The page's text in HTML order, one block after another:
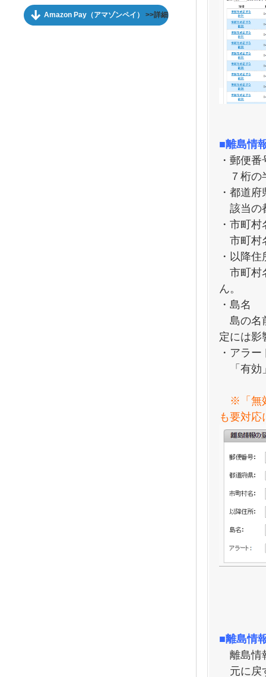
Amazon Pay（アマゾンペイ） >>詳細
■離島情
・郵便番
７桁の
・都道府
該当の
・市町村
市町村
・以降住
市町村
ん。
・島名
島の名
定には影
・アラー
「有効
※「無
も要対応
■離島情
離島情
元に戻